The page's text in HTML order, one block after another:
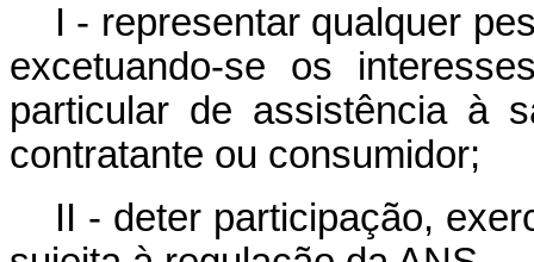
I - representar qualquer
excetuando-se os
particular de assistência à
contratante ou consumidor;
II - deter participação,